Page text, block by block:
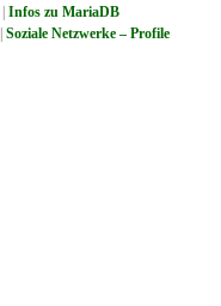
|Infos zu MariaDB
|Soziale Netzwerke – Profile